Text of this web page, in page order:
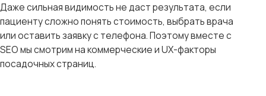
Даже сильная видимость не даст результата, если
пациенту сложно понять стоимость, выбрать врача
или оставить заявку с телефона. Поэтому вместе с
SEO мы смотрим на коммерческие и UX-факторы
посадочных страниц.